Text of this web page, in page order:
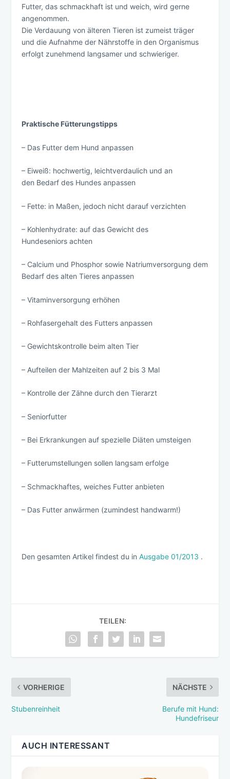
Futter, das schmackhaft ist und weich, wird gerne
angenommen.
Die Verdauung von älteren Tieren ist zumeist träger
und die Aufnahme der Nährstoffe in den Organismus
erfolgt zunehmend langsamer und schwieriger.
Praktische Fütterungstipps
– Das Futter dem Hund anpassen
– Eiweiß: hochwertig, leichtverdaulich und an
den Bedarf des Hundes anpassen
– Fette: in Maßen, jedoch nicht darauf verzichten
– Kohlenhydrate: auf das Gewicht des
Hundeseniors achten
– Calcium und Phosphor sowie Natriumversorgung dem
Bedarf des alten Tieres anpassen
– Vitaminversorgung erhöhen
– Rohfasergehalt des Futters anpassen
– Gewichtskontrolle beim alten Tier
– Aufteilen der Mahlzeiten auf 2 bis 3 Mal
– Kontrolle der Zähne durch den Tierarzt
– Seniorfutter
– Bei Erkrankungen auf spezielle Diäten umsteigen
– Futterumstellungen sollen langsam erfolge
– Schmackhaftes, weiches Futter anbieten
– Das Futter anwärmen (zumindest handwarm!)
Den gesamten Artikel findest du inAusgabe 01/2013 .
TEILEN:
VORHERIGE
Stubenreinheit
NÄCHSTE
Berufe mit Hund:
Hundefriseur
AUCH INTERESSANT